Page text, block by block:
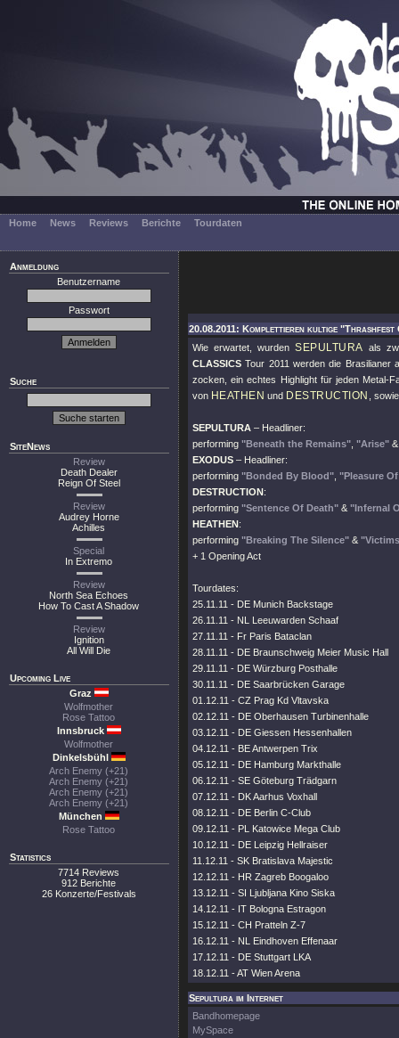
Home News Reviews Berichte Tourdaten
Anmeldung
Benutzername
Passwort
Suche
SiteNews
Review
Death Dealer
Reign Of Steel
Review
Audrey Horne
Achilles
Special
In Extremo
Review
North Sea Echoes
How To Cast A Shadow
Review
Ignition
All Will Die
Upcoming Live
Graz
Wolfmother
Rose Tattoo
Innsbruck
Wolfmother
Dinkelsbühl
Arch Enemy (+21)
Arch Enemy (+21)
Arch Enemy (+21)
Arch Enemy (+21)
München
Rose Tattoo
Statistics
7714 Reviews
912 Berichte
26 Konzerte/Festivals
20.08.2011: Komplettieren kultige
Wie erwartet, wurdenSEPULTURA als
CLASSICS Tour 2011 werden die Brasilianer
zocken, ein echtes Highlight für jeden Metal-
von HEATHEN und DESTRUCTION ,
SEPULTURA – Headliner:
performing "Beneath the Remains" "Arise"
EXODUS – Headliner:
performing "Bonded By Blood" "Pleasure
DESTRUCTION:
performing "Sentence Of Death" & "Infernal
HEATHEN:
performing "Breaking The Silence" &
+ 1 Opening Act
Tourdates:
25.11.11 - DE Munich Backstage
26.11.11 - NL Leeuwarden Schaaf
27.11.11 - Fr Paris Bataclan
28.11.11 - DE Braunschweig Meier Music Hall
29.11.11 - DE Würzburg Posthalle
30.11.11 - DE Saarbrücken Garage
01.12.11 - CZ Prag Kd Vltavska
02.12.11 - DE Oberhausen Turbinenhalle
03.12.11 - DE Giessen Hessenhallen
04.12.11 - BE Antwerpen Trix
05.12.11 - DE Hamburg Markthalle
06.12.11 - SE Göteburg Trädgarn
07.12.11 - DK Aarhus Voxhall
08.12.11 - DE Berlin C-Club
09.12.11 - PL Katowice Mega Club
10.12.11 - DE Leipzig Hellraiser
11.12.11 - SK Bratislava Majestic
12.12.11 - HR Zagreb Boogaloo
13.12.11 - SI Ljubljana Kino Siska
14.12.11 - IT Bologna Estragon
15.12.11 - CH Pratteln Z-7
16.12.11 - NL Eindhoven Effenaar
17.12.11 - DE Stuttgart LKA
18.12.11 - AT Wien Arena
Sepultura im Internet
Bandhomepage
MySpace